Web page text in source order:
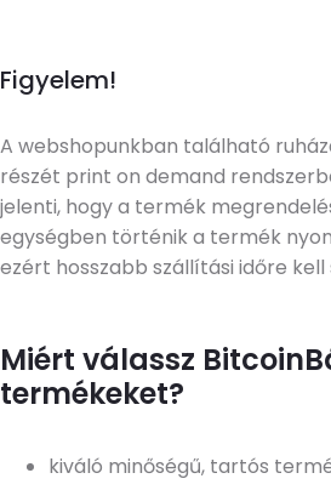
Figyelem!
A webshopunkban található
részét print on demand
jelenti, hogy a termék
egységben történik a termék
ezért hosszabb szállítási időre
Miért válassz
termékeket?
kiváló minőségű, tartós